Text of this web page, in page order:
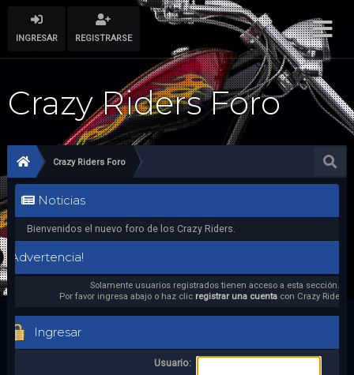
INGRESAR REGISTRARSE
Crazy Riders Foro
Crazy Riders Foro
Noticias
Bienvenidos el nuevo foro de los Crazy Riders.
¡Advertencia!
Solamente usuarios registrados tienen acceso a esta sección.
Por favor ingresa abajo o haz clic registrar una cuenta con Crazy Riders
Ingresar
Usuario: